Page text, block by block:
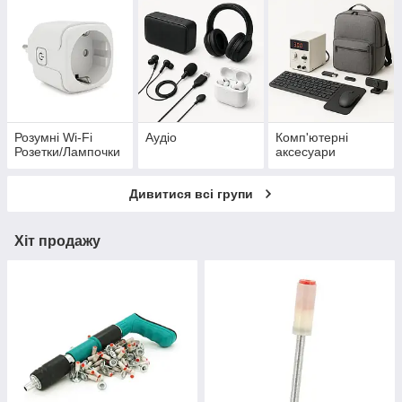
Розумні Wi-Fi
Розетки/Лампочки
Аудіо
Комп'ютерні
аксесуари
Дивитися всі групи
Хіт продажу